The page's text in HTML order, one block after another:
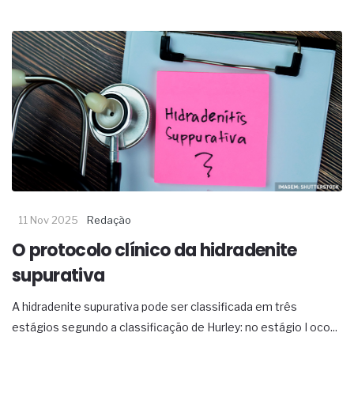
11 Nov 2025 Redação
O protocolo clínico da hidradenite
supurativa
A hidradenite supurativa pode ser classificada em três
estágios segundo a classificação de Hurley: no estágio I oco...